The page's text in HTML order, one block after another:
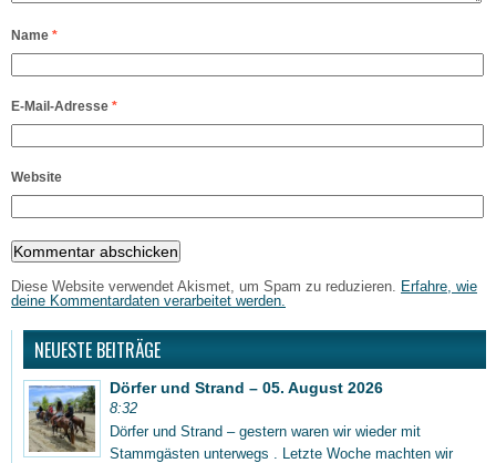
Name *
E-Mail-Adresse *
Website
Diese Website verwendet Akismet, um Spam zu reduzieren. Erfahre, wie
deine Kommentardaten verarbeitet werden.
NEUESTE BEITRÄGE
Dörfer und Strand – 05. August 2026
8:32
Dörfer und Strand – gestern waren wir wieder mit
Stammgästen unterwegs . Letzte Woche machten wir